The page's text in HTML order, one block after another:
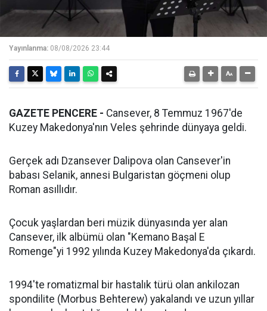
Yayınlanma: 08/08/2026 23:44
GAZETE PENCERE - Cansever, 8 Temmuz 1967'de
Kuzey Makedonya'nın Veles şehrinde dünyaya geldi.
Gerçek adı Dzansever Dalipova olan Cansever'in
babası Selanik, annesi Bulgaristan göçmeni olup
Roman asıllıdır.
Çocuk yaşlardan beri müzik dünyasında yer alan
Cansever, ilk albümü olan "Kemano Başal E
Romenge"yi 1992 yılında Kuzey Makedonya'da çıkardı.
1994'te romatizmal bir hastalık türü olan ankilozan
spondilite (Morbus Behterew) yakalandı ve uzun yıllar